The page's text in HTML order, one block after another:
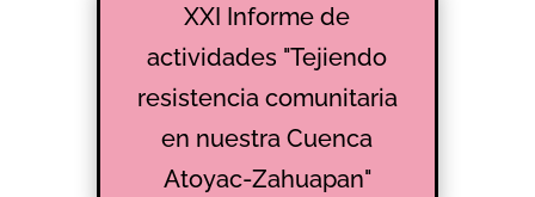
XXI Informe de
actividades "Tejiendo
resistencia comunitaria
en nuestra Cuenca
Atoyac-Zahuapan"